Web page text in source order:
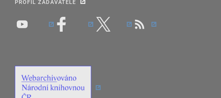
PROFIL ZADAVATELE